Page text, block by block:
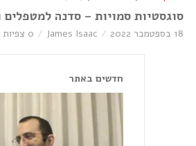
סוגסטיות סמויות – סדנה למטפלים
18 בספטמבר 2022 James Isaac 0 צפיות
חדשים באתר